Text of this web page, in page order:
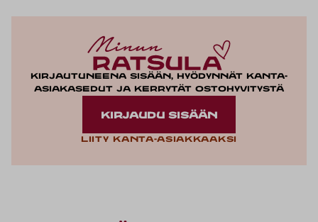
Kirjautuneena sisään, hyödynnät kanta-
asiakasedut ja kerrytät ostohyvitystä
KIRJAUDU SISÄÄN
Liity kanta-asiakkaaksi